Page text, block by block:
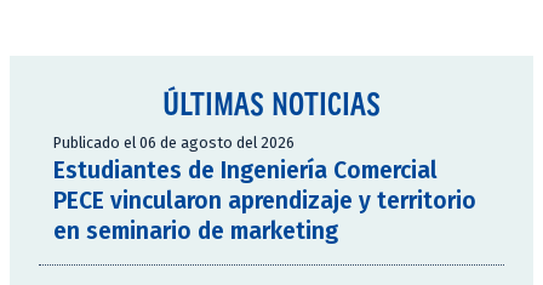
ÚLTIMAS NOTICIAS
Publicado el 06 de agosto del 2026
Estudiantes de Ingeniería Comercial
PECE vincularon aprendizaje y territorio
en seminario de marketing